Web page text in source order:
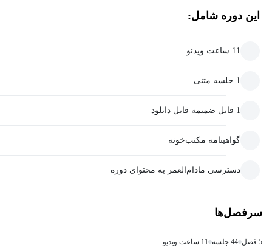
این دوره شامل:
11 ساعت ویدئو
1 جلسه متنی
1 فایل ضمیمه قابل دانلود
گواهینامه مکتب‌خونه
دسترسی مادام‌العمر به محتوای دوره
سرفصل‌ها
5 فصل 44 جلسه 11 ساعت ویدیو